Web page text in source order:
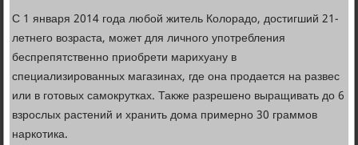
С 1 января 2014 года любой житель Колорадо, достигший 21-
летнего возраста, может для личного употребления
беспрепятственно приобрети марихуану в
специализированных магазинах, где она продается на развес
или в готовых самокрутках. Также разрешено выращивать до 6
взрослых растений и хранить дома примерно 30 граммов
наркотика.